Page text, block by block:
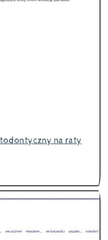
na raty